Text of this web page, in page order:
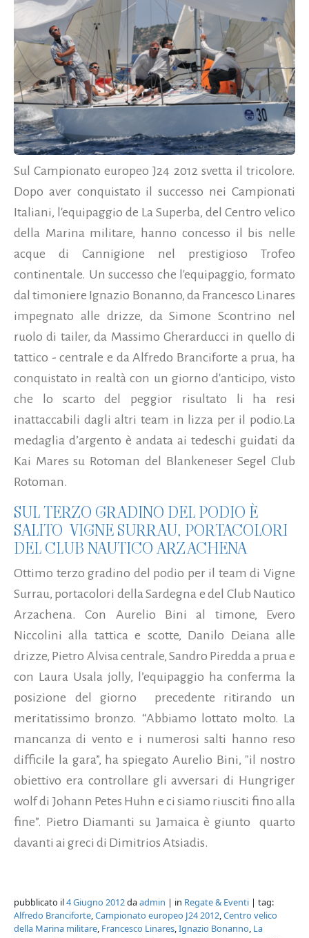
Sul Campionato europeo J24 2012 svetta il tricolore.
Dopo aver conquistato il successo nei Campionati
Italiani, l'equipaggio de La Superba, del Centro velico
della Marina militare, hanno concesso il bis nelle
acque di Cannigione nel prestigioso Trofeo
continentale. Un successo che l'equipaggio, formato
dal timoniere Ignazio Bonanno, da Francesco Linares
impegnato alle drizze, da Simone Scontrino nel
ruolo di tailer, da Massimo Gherarducci in quello di
tattico - centrale e da Alfredo Branciforte a prua, ha
conquistato in realtà con un giorno d'anticipo, visto
che lo scarto del peggior risultato li ha resi
inattaccabili dagli altri team in lizza per il podio.La
medaglia d’argento è andata ai tedeschi guidati da
Kai Mares su Rotoman del Blankeneser Segel Club
Rotoman.
SUL TERZO GRADINO DEL PODIO È
SALITO VIGNE SURRAU, PORTACOLORI
DEL CLUB NAUTICO ARZACHENA
Ottimo terzo gradino del podio per il team di Vigne
Surrau, portacolori della Sardegna e del Club Nautico
Arzachena. Con Aurelio Bini al timone, Evero
Niccolini alla tattica e scotte, Danilo Deiana alle
drizze, Pietro Alvisa centrale, Sandro Piredda a prua e
con Laura Usala jolly, l’equipaggio ha conferma la
posizione del giorno precedente ritirando un
meritatissimo bronzo. “Abbiamo lottato molto. La
mancanza di vento e i numerosi salti hanno reso
difficile la gara”, ha spiegato Aurelio Bini, "il nostro
obiettivo era controllare gli avversari di Hungriger
wolf di Johann Petes Huhn e ci siamo riusciti fino alla
fine”. Pietro Diamanti su Jamaica è giunto quarto
davanti ai greci di Dimitrios Atsiadis.
pubblicato il4 Giugno 2012daadmin | in Regate & Eventi | tag:
Alfredo Branciforte,Campionato europeo J24 2012,Centro velico
della Marina militare, Francesco Linares,Ignazio Bonanno, La